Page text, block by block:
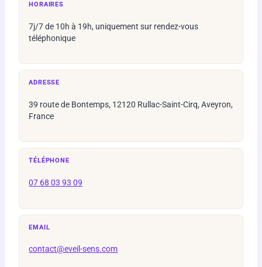
HORAIRES
7j/7 de 10h à 19h, uniquement sur rendez-vous
téléphonique
ADRESSE
39 route de Bontemps, 12120 Rullac-Saint-Cirq, Aveyron,
France
TÉLÉPHONE
07 68 03 93 09
EMAIL
contact@eveil-sens.com